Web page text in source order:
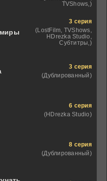
TVShows,)
3 серия
(LostFilm, TVShows,
HDrezka Studio,
Субтитры,)
3 серия
(Дублированный)
6 серия
(HDrezka Studio)
8 серия
(Дублированный)